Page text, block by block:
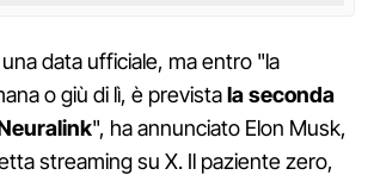
data ufficiale, ma entro "la
o giù di lì, è previstala seconda
", ha annunciato Elon Musk,
streaming su X. Il paziente zero,